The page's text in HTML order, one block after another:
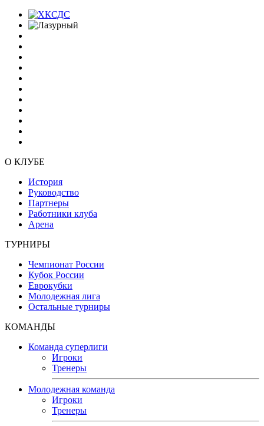
О КЛУБЕ
История
Руководство
Партнеры
Работники клуба
Арена
ТУРНИРЫ
Чемпионат России
Кубок России
Еврокубки
Молодежная лига
Остальные турниры
КОМАНДЫ
Команда суперлиги
Игроки
Тренеры
Молодежная команда
Игроки
Тренеры